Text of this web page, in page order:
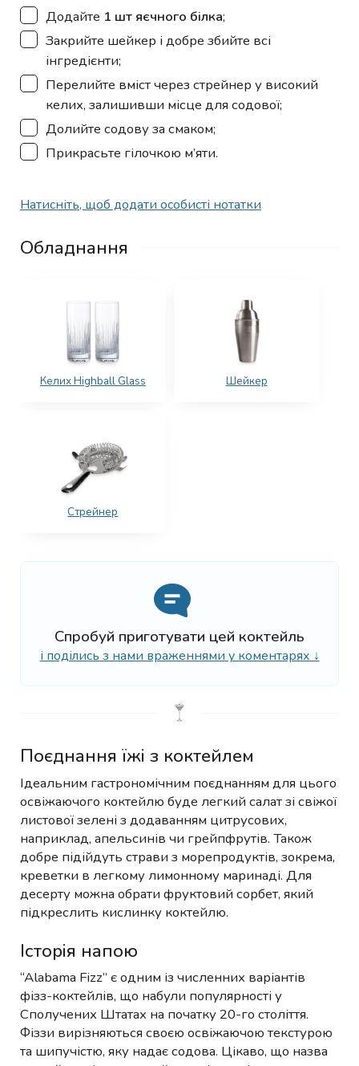
▢
Додайте 1 шт яєчного білка;
▢
Закрийте шейкер і добре збийте всі
інгредієнти;
▢
Перелийте вміст через стрейнер у високий
келих, залишивши місце для содової;
▢
Долийте содову за смаком;
▢
Прикрасьте гілочкою м’яти.
Натисніть, щоб додати особисті нотатки
Обладнання
Келих Highball Glass Шейкер
Стрейнер
Спробуй приготувати цей коктейль
і поділись з нами враженнями у коментарях ↓
Поєднання їжі з коктейлем
Ідеальним гастрономічним поєднанням для цього
освіжаючого коктейлю буде легкий салат зі свіжої
листової зелені з додаванням цитрусових,
наприклад, апельсинів чи грейпфрутів. Також
добре підійдуть страви з морепродуктів, зокрема,
креветки в легкому лимонному маринаді. Для
десерту можна обрати фруктовий сорбет, який
підкреслить кислинку коктейлю.
Історія напою
“Alabama Fizz” є одним із численних варіантів
фізз-коктейлів, що набули популярності у
Сполучених Штатах на початку 20-го століття.
Фіззи вирізняються своєю освіжаючою текстурою
та шипучістю, яку надає содова. Цікаво, що назва